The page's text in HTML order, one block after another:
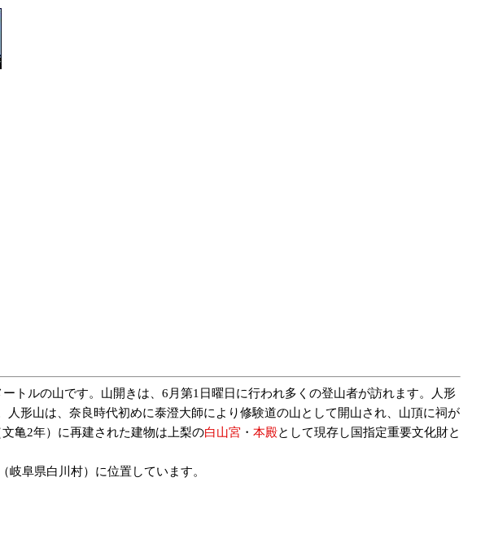
トルの山です。山開きは、6月第1日曜日に行われ多くの登山者が訪れます。人形
形山は、奈良時代初めに泰澄大師により修験道の山として開山され、山頂に祠が
亀2年）に再建された建物は上梨の白山宮 ・ 本殿として現存し国指定重要文化財と
阜県白川村）に位置しています。